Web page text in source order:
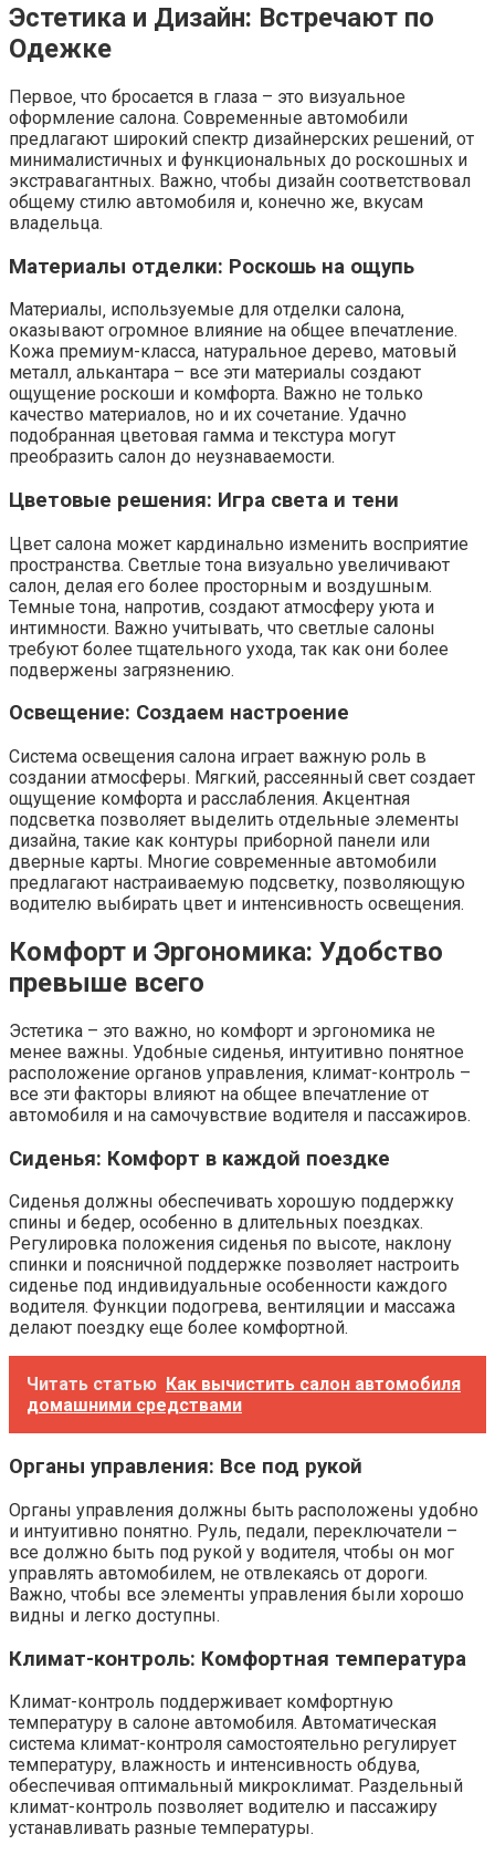
Эстетика и Дизайн: Встречают по
Одежке
Первое‚ что бросается в глаза – это визуальное
оформление салона. Современные автомобили
предлагают широкий спектр дизайнерских решений‚ от
минималистичных и функциональных до роскошных и
экстравагантных. Важно‚ чтобы дизайн соответствовал
общему стилю автомобиля и‚ конечно же‚ вкусам
владельца.
Материалы отделки: Роскошь на ощупь
Материалы‚ используемые для отделки салона‚
оказывают огромное влияние на общее впечатление.
Кожа премиум-класса‚ натуральное дерево‚ матовый
металл‚ алькантара – все эти материалы создают
ощущение роскоши и комфорта. Важно не только
качество материалов‚ но и их сочетание. Удачно
подобранная цветовая гамма и текстура могут
преобразить салон до неузнаваемости.
Цветовые решения: Игра света и тени
Цвет салона может кардинально изменить восприятие
пространства. Светлые тона визуально увеличивают
салон‚ делая его более просторным и воздушным.
Темные тона‚ напротив‚ создают атмосферу уюта и
интимности. Важно учитывать‚ что светлые салоны
требуют более тщательного ухода‚ так как они более
подвержены загрязнению.
Освещение: Создаем настроение
Система освещения салона играет важную роль в
создании атмосферы. Мягкий‚ рассеянный свет создает
ощущение комфорта и расслабления. Акцентная
подсветка позволяет выделить отдельные элементы
дизайна‚ такие как контуры приборной панели или
дверные карты. Многие современные автомобили
предлагают настраиваемую подсветку‚ позволяющую
водителю выбирать цвет и интенсивность освещения.
Комфорт и Эргономика: Удобство
превыше всего
Эстетика – это важно‚ но комфорт и эргономика не
менее важны. Удобные сиденья‚ интуитивно понятное
расположение органов управления‚ климат-контроль –
все эти факторы влияют на общее впечатление от
автомобиля и на самочувствие водителя и пассажиров.
Сиденья: Комфорт в каждой поездке
Сиденья должны обеспечивать хорошую поддержку
спины и бедер‚ особенно в длительных поездках.
Регулировка положения сиденья по высоте‚ наклону
спинки и поясничной поддержке позволяет настроить
сиденье под индивидуальные особенности каждого
водителя. Функции подогрева‚ вентиляции и массажа
делают поездку еще более комфортной.
Читать статью Как вычистить салон автомобиля
домашними средствами
Органы управления: Все под рукой
Органы управления должны быть расположены удобно
и интуитивно понятно. Руль‚ педали‚ переключатели –
все должно быть под рукой у водителя‚ чтобы он мог
управлять автомобилем‚ не отвлекаясь от дороги.
Важно‚ чтобы все элементы управления были хорошо
видны и легко доступны.
Климат-контроль: Комфортная температура
Климат-контроль поддерживает комфортную
температуру в салоне автомобиля. Автоматическая
система климат-контроля самостоятельно регулирует
температуру‚ влажность и интенсивность обдува‚
обеспечивая оптимальный микроклимат. Раздельный
климат-контроль позволяет водителю и пассажиру
устанавливать разные температуры.